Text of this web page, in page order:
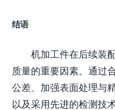
结语
机加工件在后续装
质量的重要因素。通过
公差、加强表面处理与
以及采用先进的检测技